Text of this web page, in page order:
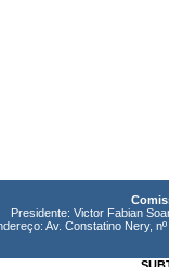
Presidente: Victor Fabian
Av. Constatino Nery,